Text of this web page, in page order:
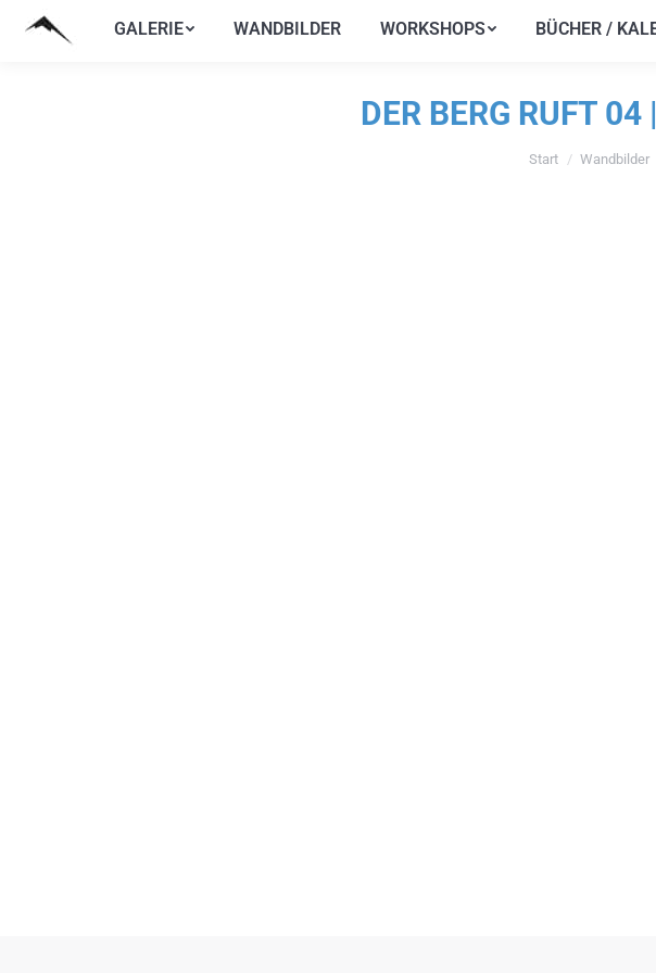
GALERIE WANDBILDER WORKSHOPS BÜCHER /
DER BERG RUFT
Sie befinden sich
Start Wandbilder
GALERIE WANDBILDER WORKSHOPS BÜCHER /